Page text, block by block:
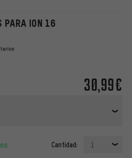
PARA ION 16
30,99€
Cantidad: 1